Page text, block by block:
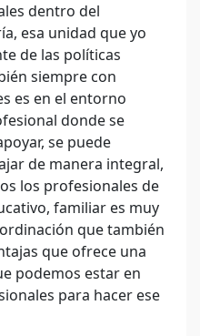
dentro del
esa unidad que yo
de las políticas
siempre con
es en el entorno
donde se
se puede
de manera integral,
los profesionales de
familiar es muy
que también
que ofrece una
podemos estar en
para hacer ese